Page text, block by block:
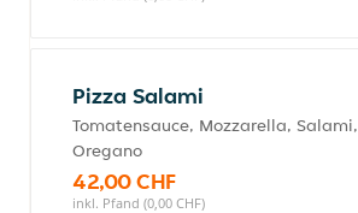
Pizza Salami
Tomatensauce, Mozzarella, Salami,
Oregano
42,00 CHF
inkl. Pfand (0,00 CHF)